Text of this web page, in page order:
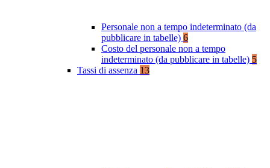
Personale non a tempo indeterminato (da
pubblicare in tabelle) 6
Costo del personale non a tempo
indeterminato (da pubblicare in tabelle) 5
Tassi di assenza 13